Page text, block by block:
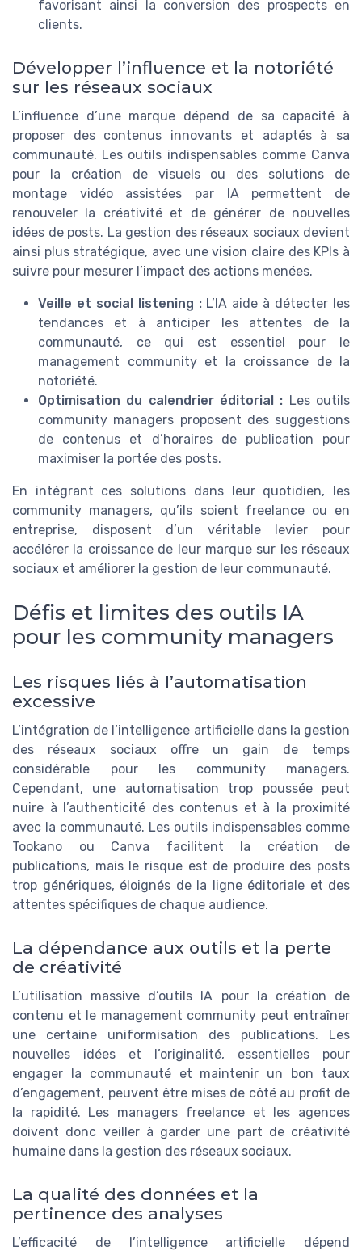
favorisant ainsi la conversion des prospects en
clients.
Développer l’influence et la notoriété
sur les réseaux sociaux
L’influence d’une marque dépend de sa capacité à
proposer des contenus innovants et adaptés à sa
communauté. Les outils indispensables comme Canva
pour la création de visuels ou des solutions de
montage vidéo assistées par IA permettent de
renouveler la créativité et de générer de nouvelles
idées de posts. La gestion des réseaux sociaux devient
ainsi plus stratégique, avec une vision claire des KPIs à
suivre pour mesurer l’impact des actions menées.
Veille et social listening :L’IA aide à détecter les
tendances et à anticiper les attentes de la
communauté, ce qui est essentiel pour le
management community et la croissance de la
notoriété.
Optimisation du calendrier éditorial : Les outils
community managers proposent des suggestions
de contenus et d’horaires de publication pour
maximiser la portée des posts.
En intégrant ces solutions dans leur quotidien, les
community managers, qu’ils soient freelance ou en
entreprise, disposent d’un véritable levier pour
accélérer la croissance de leur marque sur les réseaux
sociaux et améliorer la gestion de leur communauté.
Défis et limites des outils IA
pour les community managers
Les risques liés à l’automatisation
excessive
L’intégration de l’intelligence artificielle dans la gestion
des réseaux sociaux offre un gain de temps
considérable pour les community managers.
Cependant, une automatisation trop poussée peut
nuire à l’authenticité des contenus et à la proximité
avec la communauté. Les outils indispensables comme
Tookano ou Canva facilitent la création de
publications, mais le risque est de produire des posts
trop génériques, éloignés de la ligne éditoriale et des
attentes spécifiques de chaque audience.
La dépendance aux outils et la perte
de créativité
L’utilisation massive d’outils IA pour la création de
contenu et le management community peut entraîner
une certaine uniformisation des publications. Les
nouvelles idées et l’originalité, essentielles pour
engager la communauté et maintenir un bon taux
d’engagement, peuvent être mises de côté au profit de
la rapidité. Les managers freelance et les agences
doivent donc veiller à garder une part de créativité
humaine dans la gestion des réseaux sociaux.
La qualité des données et la
pertinence des analyses
L’efficacité de l’intelligence artificielle dépend